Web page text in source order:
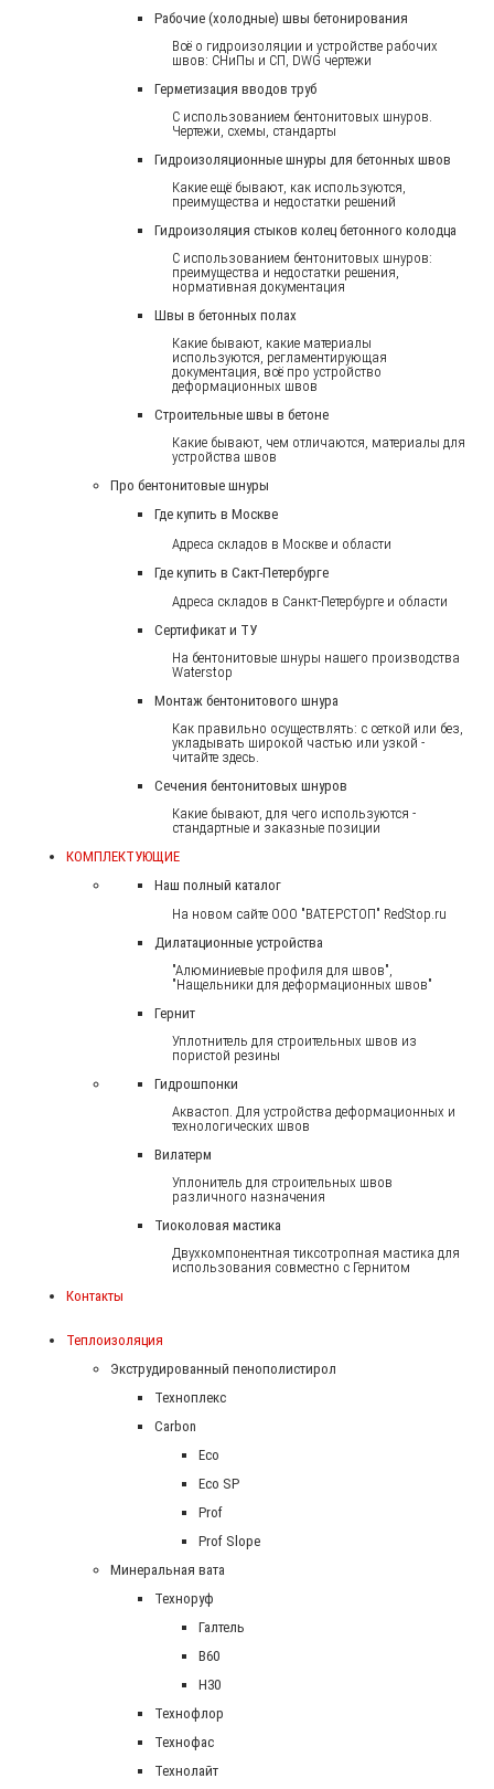
Рабочие (холодные) швы бетонирования
Всё о гидроизоляции и устройстве рабочих
швов: СНиПы и СП, DWG чертежи
Герметизация вводов труб
С использованием бентонитовых шнуров.
Чертежи, схемы, стандарты
Гидроизоляционные шнуры для бетонных швов
Какие ещё бывают, как используются,
преимущества и недостатки решений
Гидроизоляция стыков колец бетонного колодца
С использованием бентонитовых шнуров:
преимущества и недостатки решения,
нормативная документация
Швы в бетонных полах
Какие бывают, какие материалы
используются, регламентирующая
документация, всё про устройство
деформационных швов
Строительные швы в бетоне
Какие бывают, чем отличаются, материалы для
устройства швов
Про бентонитовые шнуры
Где купить в Москве
Адреса складов в Москве и области
Где купить в Сакт-Петербурге
Адреса складов в Санкт-Петербурге и области
Сертификат и ТУ
На бентонитовые шнуры нашего производства
Waterstop
Монтаж бентонитового шнура
Как правильно осуществлять: с сеткой или без,
укладывать широкой частью или узкой -
читайте здесь.
Сечения бентонитовых шнуров
Какие бывают, для чего используются -
стандартные и заказные позиции
КОМПЛЕКТУЮЩИЕ
Наш полный каталог
На новом сайте ООО "ВАТЕРСТОП" RedStop.ru
Дилатационные устройства
"Алюминиевые профиля для швов",
"Нащельники для деформационных швов"
Гернит
Уплотнитель для строительных швов из
пористой резины
Гидрошпонки
Аквастоп. Для устройства деформационных и
технологических швов
Вилатерм
Уплонитель для строительных швов
различного назначения
Тиоколовая мастика
Двухкомпонентная тиксотропная мастика для
использования совместно с Гернитом
Контакты
Теплоизоляция
Экструдированный пенополистирол
Техноплекс
Carbon
Eco
Eco SP
Prof
Prof Slope
Минеральная вата
Техноруф
Галтель
В60
Н30
Технофлор
Технофас
Технолайт